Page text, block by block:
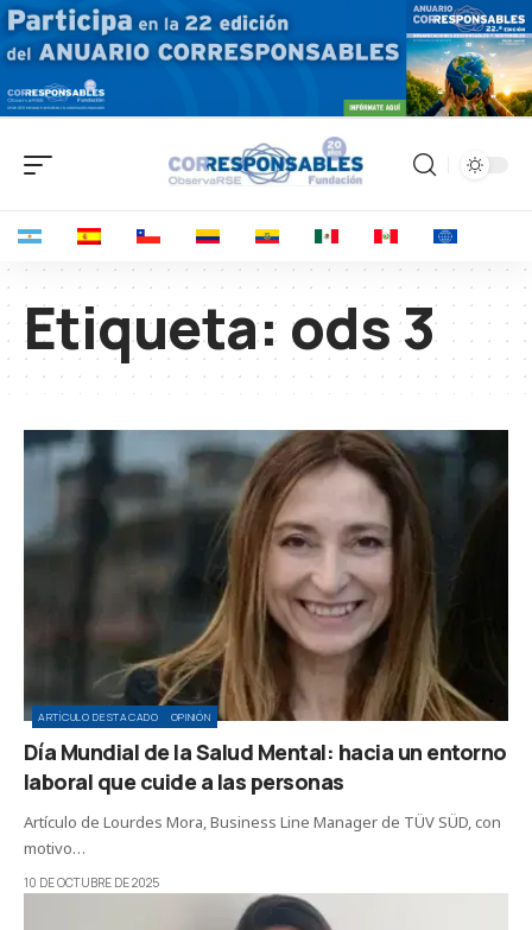
Etiqueta: ods 3
ARTÍCULO DESTACADO OPINIÓN
Día Mundial de la Salud Mental: hacia un entorno
laboral que cuide a las personas
Artículo de Lourdes Mora, Business Line Manager de TÜV SÜD, con
motivo…
10 DE OCTUBRE DE 2025